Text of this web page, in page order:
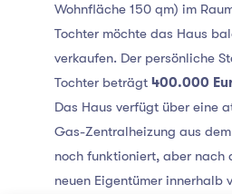
Wohnfläche 150 qm) im
Tochter möchte das Haus
verkaufen. Der persönliche
Tochter beträgt 400.000
Das Haus verfügt über eine
Gas-Zentralheizung aus
noch funktioniert, aber nach
neuen Eigentümer innerhalb